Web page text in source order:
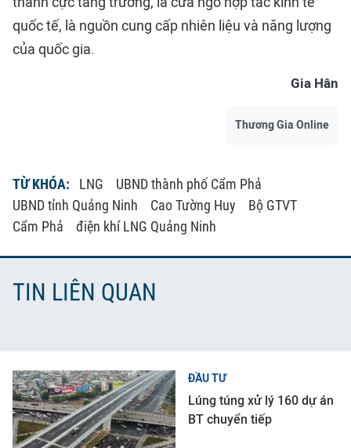
quốc tế, là nguồn cung cấp nhiên liệu và năng lượng
của quốc gia.
Gia Hân
Thương Gia Online
TỪ KHÓA: LNG
UBND thành phố Cẩm Phả
UBND tỉnh Quảng Ninh
Cao Tường Huy
Bộ GTVT
Cẩm Phả
điện khí LNG Quảng Ninh
TIN LIÊN QUAN
ĐẦU TƯ
Lúng túng xử lý 160 dự án
BT chuyển tiếp